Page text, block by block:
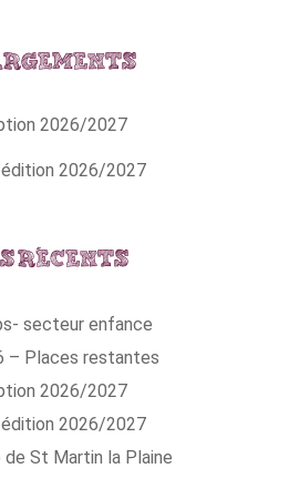
2026/2027
2026/2027
RÉCENTS
secteur enfance
– Places restantes
2026/2027
2026/2027
St Martin la Plaine